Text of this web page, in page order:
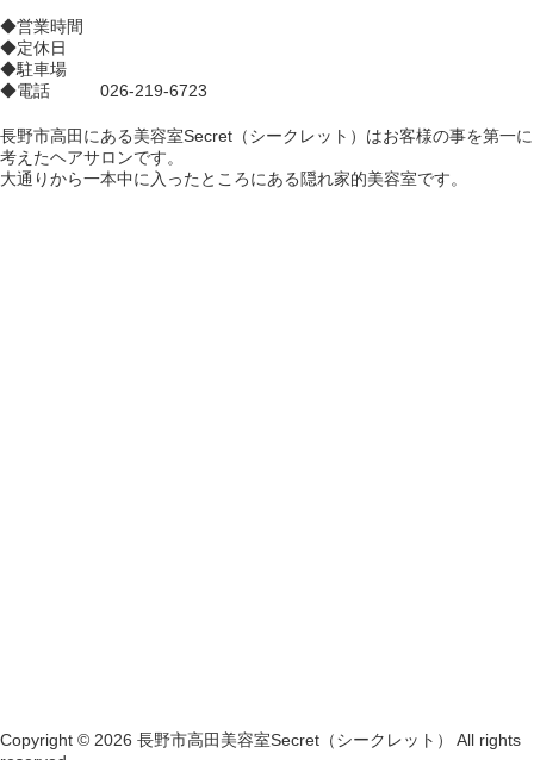
◆営業時間
◆定休日
◆駐車場
◆電話 026-219-6723
長野市高田にある美容室Secret（シークレット）はお客様の事を第一に
考えたヘアサロンです。
大通りから一本中に入ったところにある隠れ家的美容室です。
Copyright © 2026 長野市高田美容室Secret（シークレット） All rights